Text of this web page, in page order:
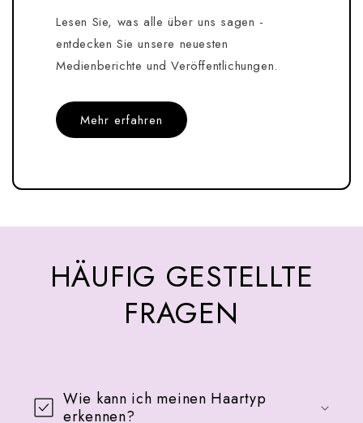
Lesen Sie, was alle über uns sagen -
entdecken Sie unsere neuesten
Medienberichte und Veröffentlichungen.
Mehr erfahren
HÄUFIG GESTELLTE
FRAGEN
Wie kann ich meinen Haartyp
erkennen?